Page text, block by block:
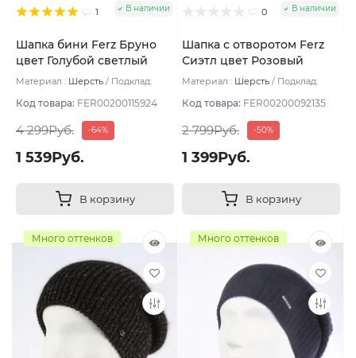
1 В наличии
Шапка бини Ferz Бруно
цвет Голубой светлый
Материал : Шерсть
Подклад:
Код товара: FER00200115924
4 299Руб. -64%
1 539Руб.
В корзину
0 В наличии
Шапка с отворотом Ferz
Сиэтл цвет Розовый
светлый
Материал : Шерсть
Подклад:
Код товара: FER00200092135
2 799Руб. -50%
1 399Руб.
В корзину
Много оттенков Много оттенков